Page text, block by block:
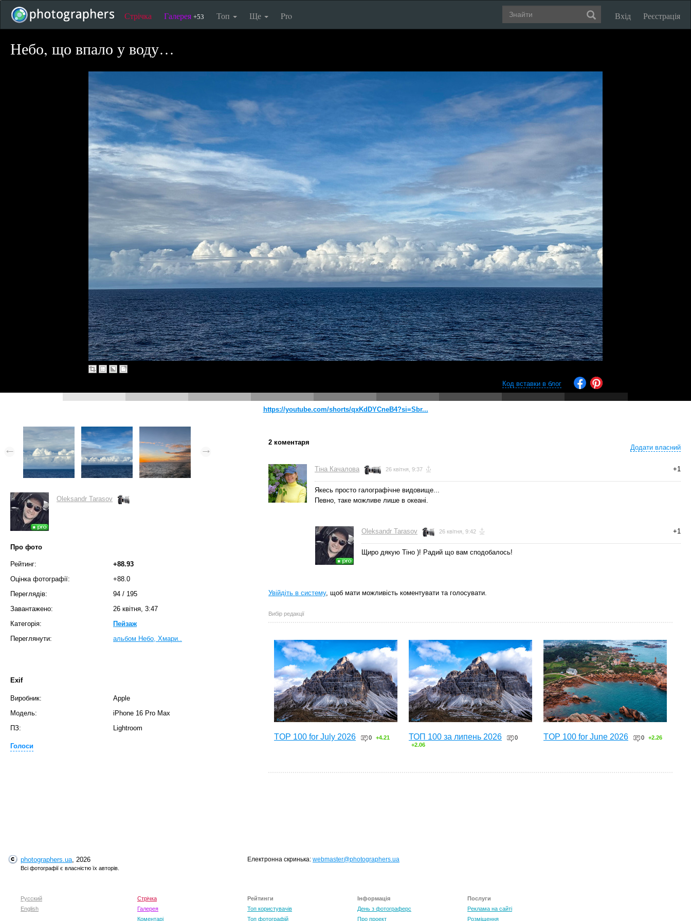
Стрічка Галерея +53 Топ Ще Pro Вхід Реєстрація
Небо, що впало у воду…
Код вставки в блог
https://youtube.com/shorts/qxKdDYCneB4?si=Sbr...
Oleksandr Tarasov
Про фото
Рейтинг:
+88.93
Оцінка фотографії:
+88.0
Переглядів:
94 / 195
Завантажено:
26 квітня, 3:47
Категорія:
Пейзаж
Переглянути:
альбом Небо, Хмари..
Exif
Виробник:
Apple
Модель:
iPhone 16 Pro Max
ПЗ:
Lightroom
Голоси
2 коментаря
Додати власний
Тіна Качалова 26 квітня, 9:37 +1
Якесь просто галографічне видовище...
Певно, таке можливе лише в океані.
Oleksandr Tarasov 26 квітня, 9:42 +1
Щиро дякую Тіно )! Радий що вам сподобалось!
Увійдіть в систему, щоб мати можливість коментувати та голосувати.
Вибір редакції
TOP 100 for July 2026 0 +4.21 ТОП 100 за липень 2026
0
+2.06
TOP 100 for June 2026 0 +2.26
photographers.ua, 2026
Всі фотографії є власністю їх авторів.
Електронна скринька: webmaster@photographers.ua
Русский
English
Стрічка
Галерея
Коментарі
Рейтинги
Топ користувачів
Топ фотографій
Інформація
День з фотограферс
Про проект
Послуги
Реклама на сайті
Розміщення